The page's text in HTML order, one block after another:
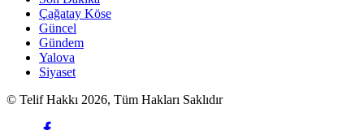
Çağatay Köse
Güncel
Gündem
Yalova
Siyaset
© Telif Hakkı 2026, Tüm Hakları Saklıdır